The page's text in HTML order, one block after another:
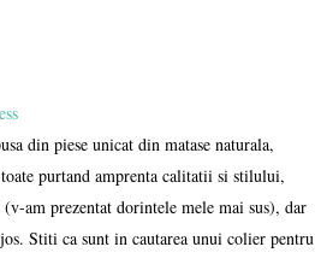
din piese unicat din matase naturala,
purtand amprenta calitatii si stilului,
am prezentat dorintele mele mai sus), dar
Stiti ca sunt in cautarea unui colier pentru